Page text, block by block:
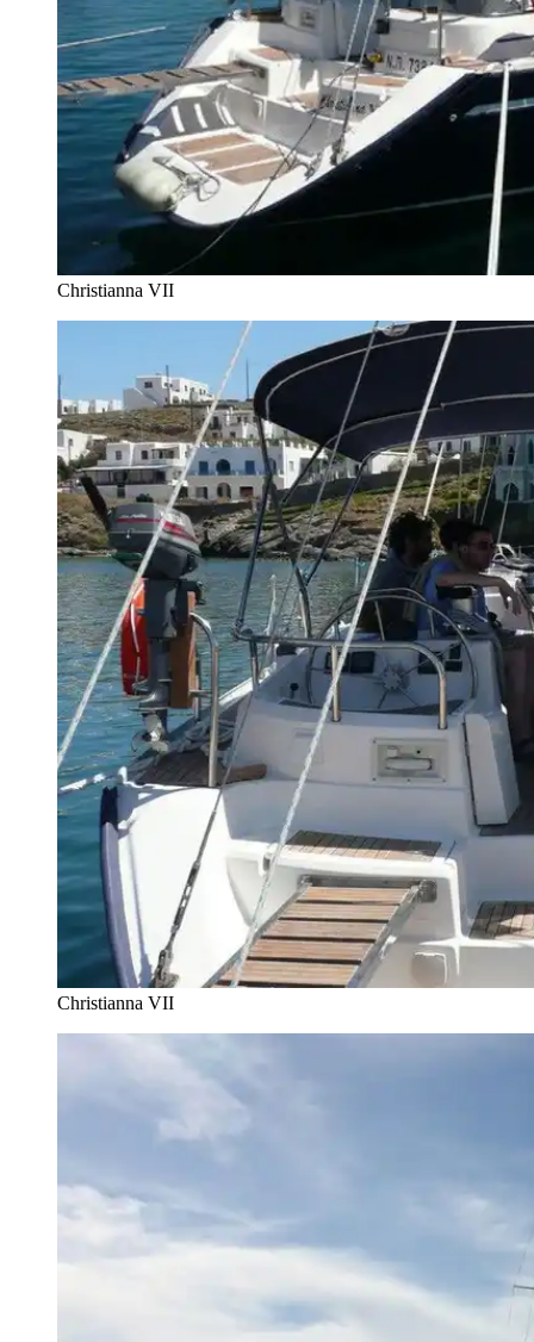
Christianna VII
Christianna VII